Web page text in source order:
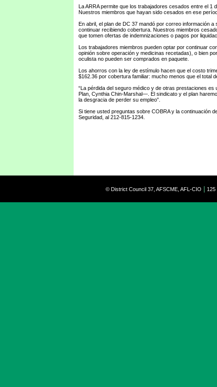
La ARRA permite que los trabajadores cesados entre el 1
Nuestros miembros que hayan sido cesados en ese
En abril, el plan de DC 37 mandó por correo información
continuar recibiendo cobertura. Nuestros miembros
que tomen ofertas de indemnizaciones o pagos por
Los trabajadores miembros pueden optar por continuar
opinión sobre operación y medicinas recetadas), o bien
oculista no pueden ser comprados en paquete.
Los ahorros con la ley de estímulo hacen que el costo
$162.36 por cobertura familiar: mucho menos que el total
“La pérdida del seguro médico y de otras prestaciones
Plan, Cynthia Chin-Marshal—. El sindicato y el plan
la desgracia de perder su empleo”.
Si tiene usted preguntas sobre COBRA y la continuación
Seguridad, al 212-815-1234.
© District Council 37, AFSCME, AFL-CIO 125